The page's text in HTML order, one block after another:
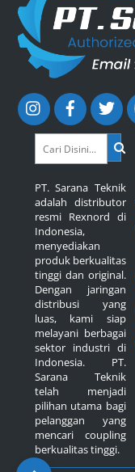
PT. Sarana Teknik
adalah distributor
resmi Rexnord di
Indonesia,
menyediakan
produk berkualitas
tinggi dan original.
Dengan jaringan
distribusi yang
luas, kami siap
melayani berbagai
sektor industri di
Indonesia. PT.
Sarana Teknik
telah menjadi
pilihan utama bagi
pelanggan yang
mencari coupling
berkualitas tinggi.